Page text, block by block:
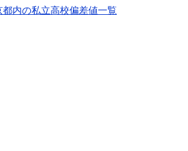
都内の私立高校偏差値一覧